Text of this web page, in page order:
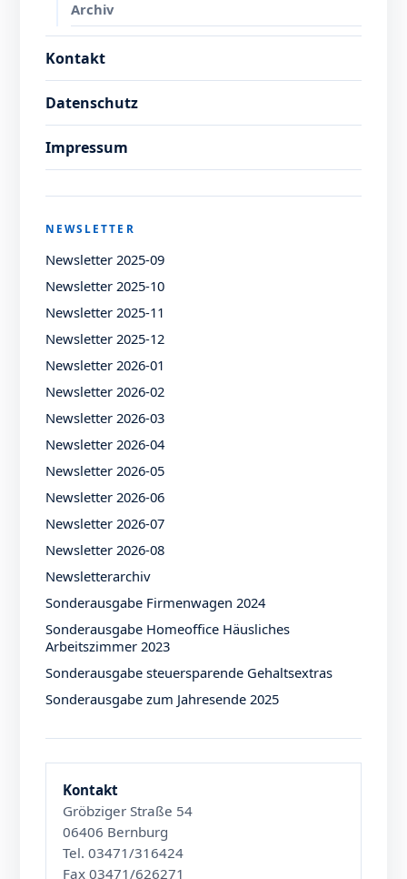
Archiv
Kontakt
Datenschutz
Impressum
NEWSLETTER
Newsletter 2025-09
Newsletter 2025-10
Newsletter 2025-11
Newsletter 2025-12
Newsletter 2026-01
Newsletter 2026-02
Newsletter 2026-03
Newsletter 2026-04
Newsletter 2026-05
Newsletter 2026-06
Newsletter 2026-07
Newsletter 2026-08
Newsletterarchiv
Sonderausgabe Firmenwagen 2024
Sonderausgabe Homeoffice Häusliches
Arbeitszimmer 2023
Sonderausgabe steuersparende Gehaltsextras
Sonderausgabe zum Jahresende 2025
Kontakt
Gröbziger Straße 54
06406 Bernburg
Tel. 03471/316424
Fax 03471/626271